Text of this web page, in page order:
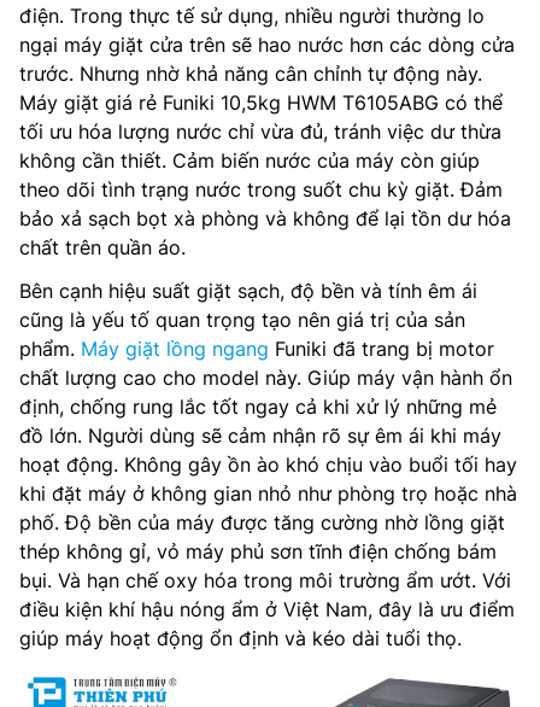
điện. Trong thực tế sử dụng, nhiều người thường lo
ngại máy giặt cửa trên sẽ hao nước hơn các dòng cửa
trước. Nhưng nhờ khả năng cân chỉnh tự động này.
Máy giặt giá rẻ Funiki 10,5kg HWM T6105ABG có thể
tối ưu hóa lượng nước chỉ vừa đủ, tránh việc dư thừa
không cần thiết. Cảm biến nước của máy còn giúp
theo dõi tình trạng nước trong suốt chu kỳ giặt. Đảm
bảo xả sạch bọt xà phòng và không để lại tồn dư hóa
chất trên quần áo.
Bên cạnh hiệu suất giặt sạch, độ bền và tính êm ái
cũng là yếu tố quan trọng tạo nên giá trị của sản
phẩm. Máy giặt lồng ngang Funiki đã trang bị motor
chất lượng cao cho model này. Giúp máy vận hành ổn
định, chống rung lắc tốt ngay cả khi xử lý những mẻ
đồ lớn. Người dùng sẽ cảm nhận rõ sự êm ái khi máy
hoạt động. Không gây ồn ào khó chịu vào buổi tối hay
khi đặt máy ở không gian nhỏ như phòng trọ hoặc nhà
phố. Độ bền của máy được tăng cường nhờ lồng giặt
thép không gỉ, vỏ máy phủ sơn tĩnh điện chống bám
bụi. Và hạn chế oxy hóa trong môi trường ẩm ướt. Với
điều kiện khí hậu nóng ẩm ở Việt Nam, đây là ưu điểm
giúp máy hoạt động ổn định và kéo dài tuổi thọ.